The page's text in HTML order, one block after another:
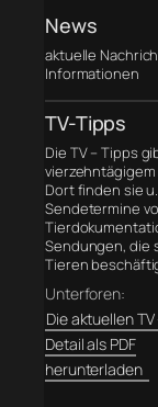
News
aktuelle
Informationen
TV-Tipps
Die TV – Tipps
vierzehntägigem
Dort finden sie
Sendetermine
Sendungen, die
Tieren
Unterforen:
Die aktuellen
Detail als PDF
herunterladen